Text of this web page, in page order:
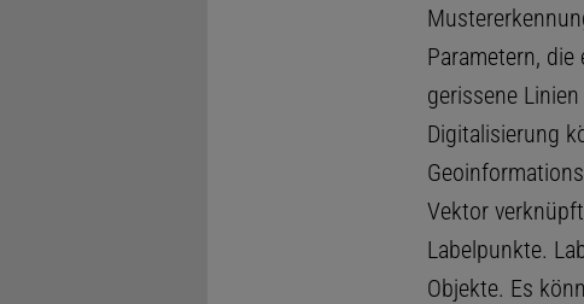
Parametern,
gerissene
Digitalisierung
Vektor
Labelpunkte.
Objekte. Es